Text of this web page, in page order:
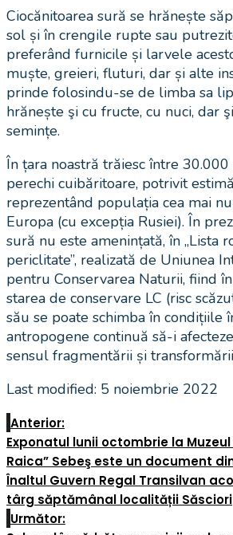
Ciocănitoarea sură se hrănește
sol și în crengile rupte sau
preferând furnicile și larvele
muște, greieri, fluturi, dar și alte
prinde folosindu-se de limba sa
hrănește şi cu fructe, cu nuci, dar
semințe.
În țara noastră trăiesc între
perechi cuibăritoare, potrivit
reprezentând populația cea mai
Europa (cu excepția Rusiei). În
sură nu este amenințată, în „Lista
periclitate”, realizată de Uniunea
pentru Conservarea Naturii, fiind
starea de conservare LC (risc
său se poate schimba în condițiile
antropogene continuă să-i
sensul fragmentării și
Last modified: 5 noiembrie 2022
Anterior:
Exponatul lunii octombrie la
Raica” Sebeş este un document
Înaltul Guvern Regal Transilvan
târg săptămânal localității Săsciori
Următor: